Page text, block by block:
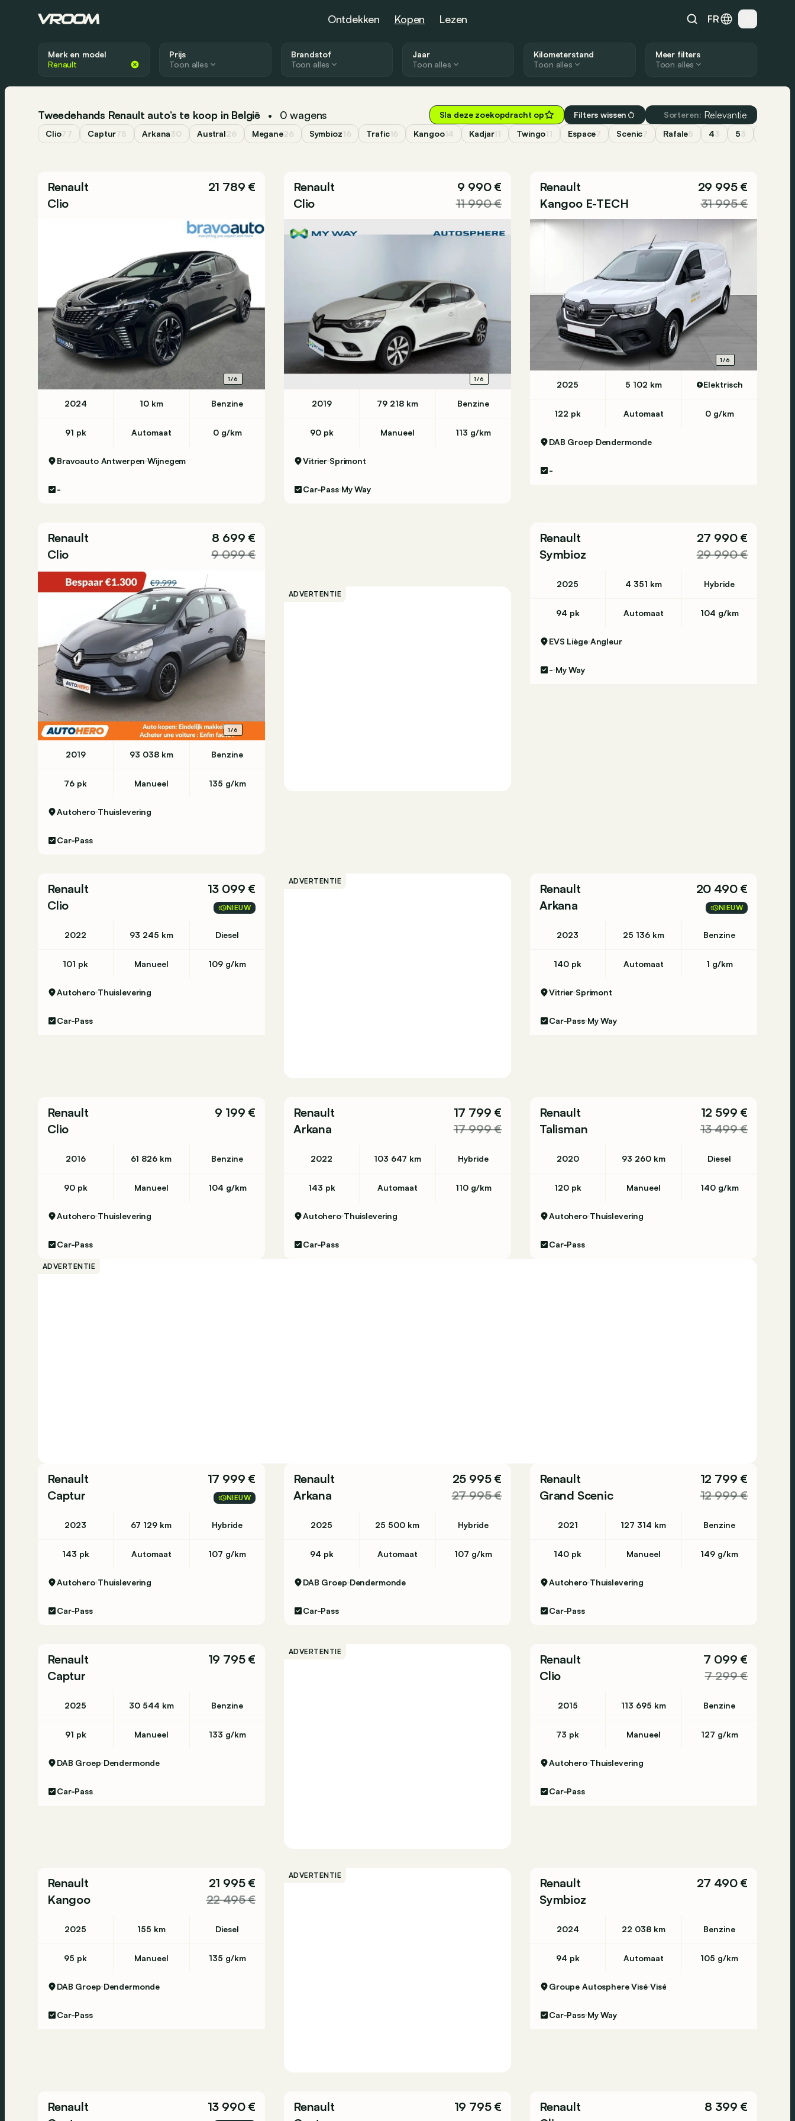
Ontdekken Kopen Lezen FR
Merk en model
Prijs
Toon alles
Brandstof
Toon alles
Jaar
Toon alles
Kilometerstand
Toon alles
Meer filters
Toon alles
Tweedehands Renault auto’s te koop in België • 0 wagens Sla deze zoekopdracht op Filters wissen Sorteren: Relevantie
Clio77 Captur75 Arkana30 Austral26 Megane26 Symbioz16 Trafic16 Kangoo14 Kadjar11 Twingo11 Espace7 Scenic7 Rafale5 43 53
Renault
Clio
21 789 €
1/6
2024 10 km Benzine
91 pk Automaat 0 g/km
Bravoauto Antwerpen Wijnegem
-
Renault
Clio
9 990 €
11 990 €
1/6
2019 79 218 km Benzine
90 pk Manueel 113 g/km
Vitrier Sprimont
Car-Pass My Way
Renault
Kangoo E-TECH
29 995 €
31 995 €
1/6
2025 5 102 km Elektrisch
122 pk Automaat 0 g/km
DAB Groep Dendermonde
-
Renault
Clio
8 699 €
9 099 €
1/6
2019 93 038 km Benzine
76 pk Manueel 135 g/km
Autohero Thuislevering
Car-Pass
ADVERTENTIE
Renault
Symbioz
27 990 €
29 990 €
2025 4 351 km Hybride
94 pk Automaat 104 g/km
EVS Liège Angleur
- My Way
Renault
Clio
13 099 €
NIEUW
2022 93 245 km Diesel
101 pk Manueel 109 g/km
Autohero Thuislevering
Car-Pass
ADVERTENTIE
Renault
Arkana
20 490 €
NIEUW
2023 25 136 km Benzine
140 pk Automaat 1 g/km
Vitrier Sprimont
Car-Pass My Way
Renault
Clio
9 199 €
2016 61 826 km Benzine
90 pk Manueel 104 g/km
Autohero Thuislevering
Car-Pass
Renault
Arkana
17 799 €
17 999 €
2022 103 647 km Hybride
143 pk Automaat 110 g/km
Autohero Thuislevering
Car-Pass
Renault
Talisman
12 599 €
13 499 €
2020 93 260 km Diesel
120 pk Manueel 140 g/km
Autohero Thuislevering
Car-Pass
ADVERTENTIE
Renault
Captur
17 999 €
NIEUW
2023 67 129 km Hybride
143 pk Automaat 107 g/km
Autohero Thuislevering
Car-Pass
Renault
Arkana
25 995 €
27 995 €
2025 25 500 km Hybride
94 pk Automaat 107 g/km
DAB Groep Dendermonde
Car-Pass
Renault
Grand Scenic
12 799 €
12 999 €
2021 127 314 km Benzine
140 pk Manueel 149 g/km
Autohero Thuislevering
Car-Pass
Renault
Captur
19 795 €
2025 30 544 km Benzine
91 pk Manueel 133 g/km
DAB Groep Dendermonde
Car-Pass
ADVERTENTIE
Renault
Clio
7 099 €
7 299 €
2015 113 695 km Benzine
73 pk Manueel 127 g/km
Autohero Thuislevering
Car-Pass
Renault
Kangoo
21 995 €
22 495 €
2025 155 km Diesel
95 pk Manueel 135 g/km
DAB Groep Dendermonde
Car-Pass
ADVERTENTIE
Renault
Symbioz
27 490 €
2024 22 038 km Benzine
94 pk Automaat 105 g/km
Groupe Autosphere Visé Visé
Car-Pass My Way
Renault
13 990 €
Renault
19 795 €
Renault
8 399 €